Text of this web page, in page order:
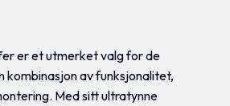
er et utmerket valg for de
kombinasjon av funksjonalitet,
Med sitt ultratynne